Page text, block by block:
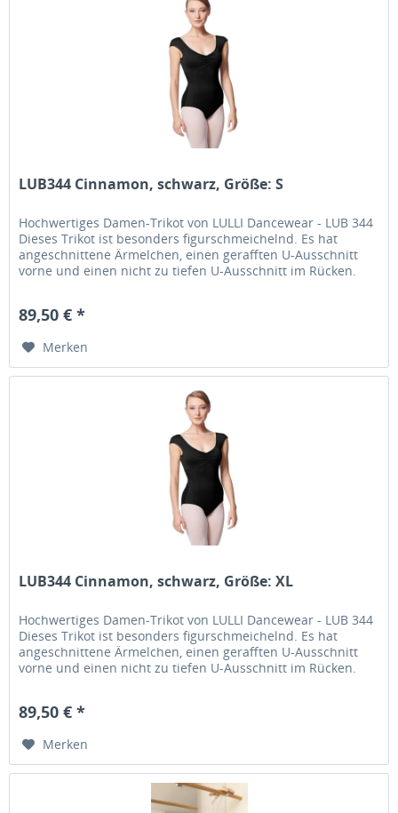
LUB344 Cinnamon, schwarz, Größe: S
Hochwertiges Damen-Trikot von LULLI Dancewear - LUB 344
Dieses Trikot ist besonders figurschmeichelnd. Es hat
angeschnittene Ärmelchen, einen gerafften U-Ausschnitt
vorne und einen nicht zu tiefen U-Ausschnitt im Rücken.
89,50 € *
Merken
LUB344 Cinnamon, schwarz, Größe: XL
Hochwertiges Damen-Trikot von LULLI Dancewear - LUB 344
Dieses Trikot ist besonders figurschmeichelnd. Es hat
angeschnittene Ärmelchen, einen gerafften U-Ausschnitt
vorne und einen nicht zu tiefen U-Ausschnitt im Rücken.
89,50 € *
Merken